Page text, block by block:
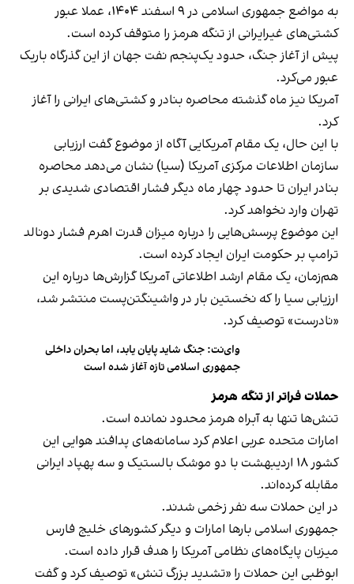
به مواضع جمهوری اسلامی در ۹ اسفند ۱۴۰۴، عملا عبور
کشتی‌های غیرایرانی از تنگه هرمز را متوقف کرده است.
پیش از آغاز جنگ، حدود یک‌پنجم نفت جهان از این گذرگاه باریک
عبور می‌کرد.
آمریکا نیز ماه گذشته محاصره بنادر و کشتی‌های ایرانی را آغاز
کرد.
با این حال، یک مقام آمریکایی آگاه از موضوع گفت ارزیابی
سازمان اطلاعات مرکزی آمریکا (سیا) نشان می‌دهد محاصره
بنادر ایران تا حدود چهار ماه دیگر فشار اقتصادی شدیدی بر
تهران وارد نخواهد کرد.
این موضوع پرسش‌هایی را درباره میزان قدرت اهرم فشار دونالد
ترامپ بر حکومت ایران ایجاد کرده است.
هم‌زمان، یک مقام ارشد اطلاعاتی آمریکا گزارش‌ها درباره این
ارزیابی سیا را که نخستین‌ بار در واشینگتن‌پست منتشر شد،
«نادرست» توصیف کرد.
وای‌نت: جنگ شاید پایان یابد، اما بحران داخلی
جمهوری اسلامی تازه آغاز شده است
حملات فراتر از تنگه هرمز
تنش‌ها تنها به آبراه هرمز محدود نمانده است.
امارات متحده عربی اعلام کرد سامانه‌های پدافند هوایی این
کشور ۱۸ اردیبهشت با دو موشک بالستیک و سه پهپاد ایرانی
مقابله کرده‌اند.
در این حملات سه نفر زخمی شدند.
جمهوری اسلامی بارها امارات و دیگر کشورهای خلیج فارس
میزبان پایگاه‌های نظامی آمریکا را هدف قرار داده است.
ابوظبی این حملات را «تشدید بزرگ تنش» توصیف کرد و گفت